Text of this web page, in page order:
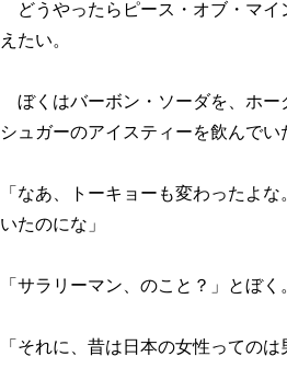
どうやったらピース・オブ・マイ
えたい。
ぼくはバーボン・ソーダを、ホー
シュガーのアイスティーを飲んでい
「なあ、トーキョーも変わったよ
いたのにな」
「サラリーマン、のこと？」とぼく。
「それに、昔は日本の女性っての